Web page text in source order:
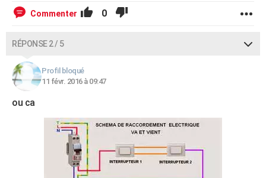
Commenter 0
RÉPONSE 2 / 5
Profil bloqué
11 févr. 2016 à 09:47
ou ca